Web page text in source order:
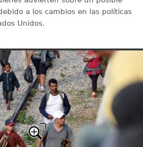
a los cambios en las políticas
Unidos.